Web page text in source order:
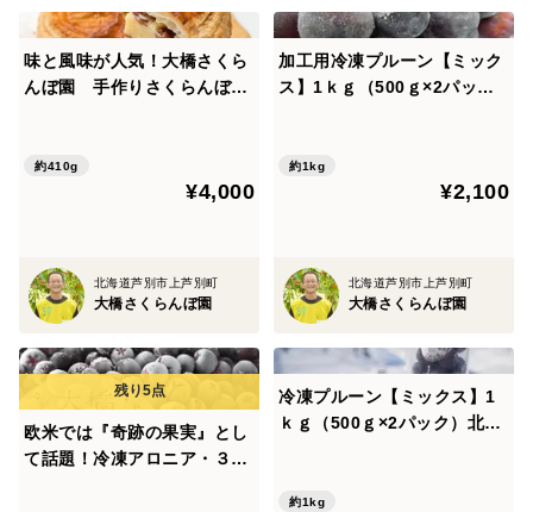
味と風味が人気！大橋さくら
んぼ園 手作りさくらんぼパ
約410g
¥4,000
北海道芦別市上芦別町
大橋さくらんぼ園
加工用冷凍プルーン【ミック
ス】1ｋｇ（500ｇ×2パッ
約1kg
¥2,100
北海道芦別市上芦別町
大橋さくらんぼ園
欧米では『奇跡の果実』とし
て話題！冷凍アロニア・３ｋ
冷凍プルーン【ミックス】1
ｋｇ（500ｇ×2パック）北海
約1kg